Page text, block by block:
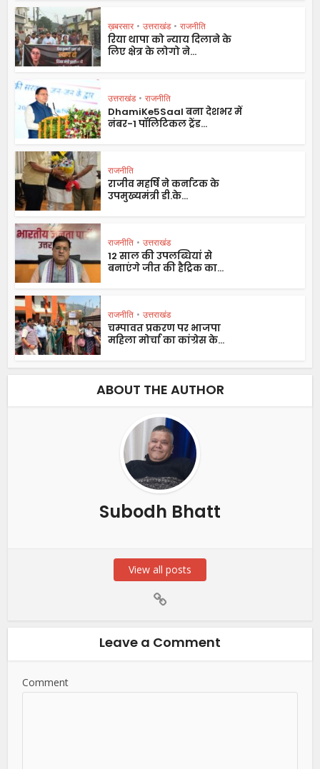
ख़बरसार • उत्तराखंड • राजनीति
रिया थापा को न्याय दिलाने के
लिए क्षेत्र के लोगो ने...
उत्तराखंड • राजनीति
DhamiKe5Saal बना देशभर में
नंबर-1 पॉलिटिकल ट्रेंड...
राजनीति
राजीव महर्षि ने कर्नाटक के
उपमुख्यमंत्री डी.के...
राजनीति • उत्तराखंड
12 साल की उपलब्धियां से
बनाएंगे जीत की हैट्रिक का...
राजनीति • उत्तराखंड
चम्पावत प्रकरण पर भाजपा
महिला मोर्चा का कांग्रेस के...
ABOUT THE AUTHOR
Subodh Bhatt
View all posts
Leave a Comment
Comment